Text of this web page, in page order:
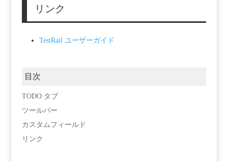
リンク
TestRail ユーザーガイド
目次
TODO タブ
ツールバー
カスタムフィールド
リンク